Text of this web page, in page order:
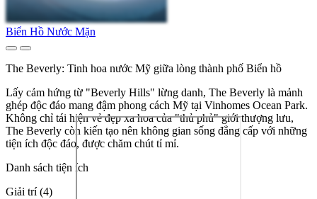
Biển Hồ Nước Mặn
The Beverly: Tinh hoa nước Mỹ giữa lòng thành phố Biển hồ
Lấy cảm hứng từ "Beverly Hills" lừng danh, The Beverly là mảnh
ghép độc đáo mang đậm phong cách Mỹ tại Vinhomes Ocean Park.
Không chỉ tái hiện vẻ đẹp xa hoa của "thủ phủ" giới thượng lưu,
The Beverly còn kiến tạo nên không gian sống đẳng cấp với những
tiện ích độc đáo, được chăm chút tỉ mỉ.
Danh sách tiện ích
Giải trí (4)